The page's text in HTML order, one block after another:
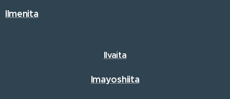
Ilmenita
Ilvaita
Imayoshiita